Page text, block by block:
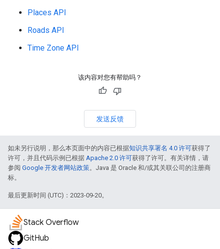
Places API
Roads API
Time Zone API
该内容对您有帮助吗？
发送反馈
如未另行说明，那么本页面中的内容已根据知识共享署名 4.0 许可获得了
许可，并且代码示例已根据 Apache 2.0 许可获得了许可。有关详情，请
参阅 Google 开发者网站政策。Java 是 Oracle 和/或其关联公司的注册商
标。
最后更新时间 (UTC)：2023-09-20。
Stack Overflow
GitHub